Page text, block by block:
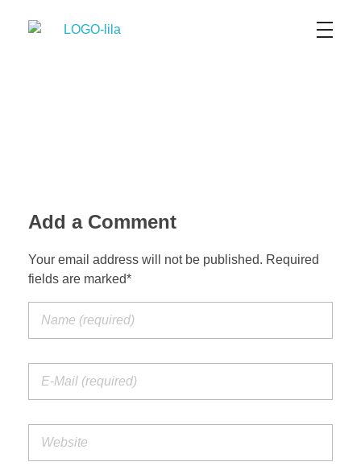
Add a Comment
Your email address will not be published. Required
fields are marked*